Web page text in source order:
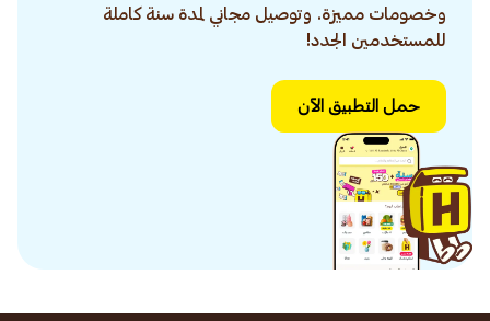
وخصومات مميزة. وتوصيل مجاني لمدة سنة كاملة
للمستخدمين الجدد!
حمل التطبيق الآن